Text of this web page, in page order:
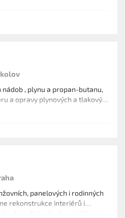
, plynu a propan-butanu,
plynových a tlakových
panelových i rodinných
rekonstrukce interiérů i
práce všeho druhu, zajišťujeme